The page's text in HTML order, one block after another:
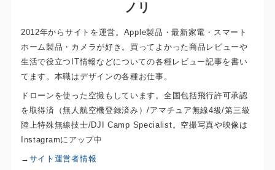
ノリ
2012年からサイトを運営。Apple製品・最新家電・スマート
ホーム製品・カメラが好き。買ってよかった商品レビューや
生活で役立つIT情報などについての各種レビュー記事を書い
てます。本職はデザインの各種お仕事。
ドローンを使った空撮もしています。全国包括飛行許可承認
を取得済（無人航空機登録済み）/アマチュア無線4級/第三級
陸上特殊無線技士/DJI Camp Specialist。空撮写真や映像は
Instagramにアップ中
→ サイト運営者情報